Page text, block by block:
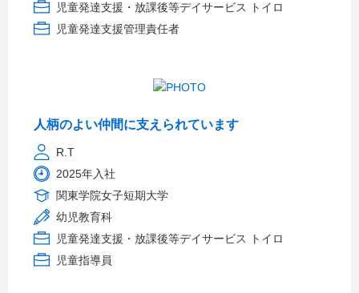
児童発達支援・放課後等デイサービス トイロ
児童発達支援管理責任者
人柄のよい仲間に支えられています
R.T
2025年入社
関東学院女子短期大学
幼児教育科
児童発達支援・放課後等デイサービス トイロ
児童指導員